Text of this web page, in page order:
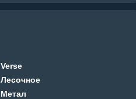
Verse
Лесочное
Метал